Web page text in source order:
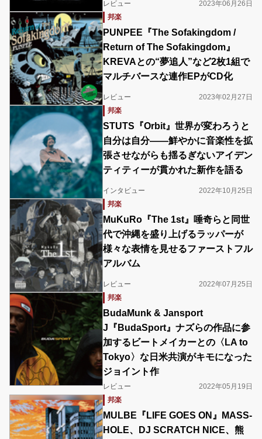
レビュー
2023年06月26日
邦楽
PUNPEE『The Sofakingdom /
Return of The Sofakingdom』
KREVAとの“夢追人”など2枚1組で
マルチバースな連作EPがCD化
レビュー
2023年02月27日
邦楽
STUTS『Orbit』世界が変わろうと
自分は自分――鮮やかに音楽性を拡
張させながらも揺るぎないアイデン
ティティーが貫かれた新作を語る
インタビュー
2022年10月25日
邦楽
MuKuRo『The 1st』唾奇らと同世
代で沖縄を盛り上げるラッパーが
様々な表情を見せるファーストフル
アルバム
レビュー
2022年07月25日
邦楽
BudaMunk & Jansport
J『BudaSport』ナズらの作品に参
加するビートメイカーとの〈LA to
Tokyo〉な日米共演がキモになった
ジョイント作
レビュー
2022年05月19日
邦楽
MULBE『LIFE GOES ON』MASS-
HOLE、DJ SCRATCH NICE、熊